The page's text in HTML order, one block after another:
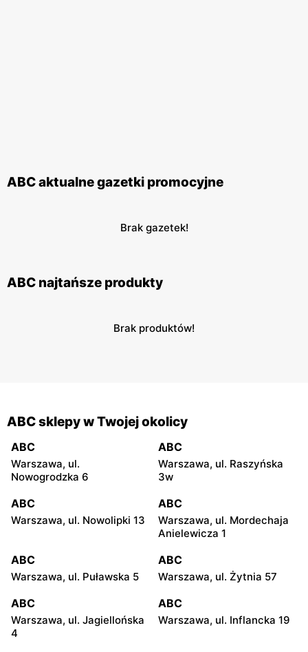
ABC aktualne gazetki promocyjne
Brak gazetek!
ABC najtańsze produkty
Brak produktów!
ABC sklepy w Twojej okolicy
ABC
Warszawa, ul.
Nowogrodzka 6
ABC
Warszawa, ul. Raszyńska
3w
ABC
Warszawa, ul. Nowolipki 13
ABC
Warszawa, ul. Mordechaja
Anielewicza 1
ABC
Warszawa, ul. Puławska 5
ABC
Warszawa, ul. Żytnia 57
ABC
Warszawa, ul. Jagiellońska
4
ABC
Warszawa, ul. Inflancka 19